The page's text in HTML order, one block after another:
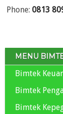
Phone: 0813
MENU
Bimtek
Bimtek
Bimtek